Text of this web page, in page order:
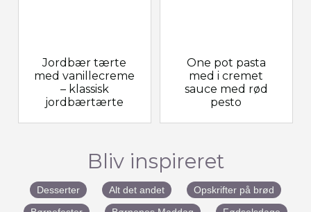
Jordbær tærte
med vanillecreme
– klassisk
jordbærtærte
One pot pasta
med i cremet
sauce med rød
pesto
Bliv inspireret
Desserter Alt det andet
Opskrifter på brød